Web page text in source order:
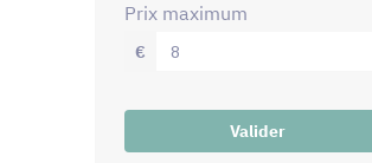
prix maximum
€
Valider